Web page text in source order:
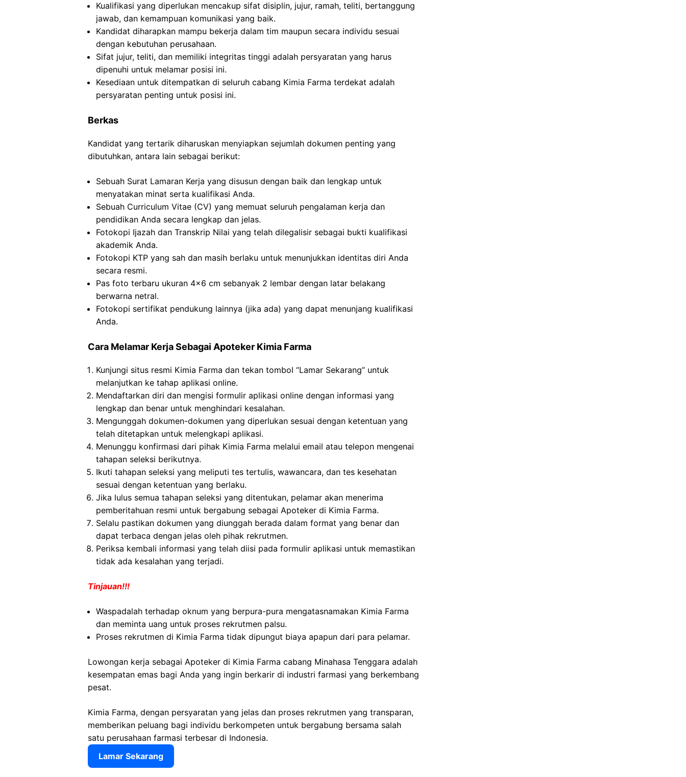
Kualifikasi yang diperlukan mencakup sifat disiplin, jujur, ramah, teliti, bertanggung
jawab, dan kemampuan komunikasi yang baik.
Kandidat diharapkan mampu bekerja dalam tim maupun secara individu sesuai
dengan kebutuhan perusahaan.
Sifat jujur, teliti, dan memiliki integritas tinggi adalah persyaratan yang harus
dipenuhi untuk melamar posisi ini.
Kesediaan untuk ditempatkan di seluruh cabang Kimia Farma terdekat adalah
persyaratan penting untuk posisi ini.
Berkas
Kandidat yang tertarik diharuskan menyiapkan sejumlah dokumen penting yang
dibutuhkan, antara lain sebagai berikut:
Sebuah Surat Lamaran Kerja yang disusun dengan baik dan lengkap untuk
menyatakan minat serta kualifikasi Anda.
Sebuah Curriculum Vitae (CV) yang memuat seluruh pengalaman kerja dan
pendidikan Anda secara lengkap dan jelas.
Fotokopi Ijazah dan Transkrip Nilai yang telah dilegalisir sebagai bukti kualifikasi
akademik Anda.
Fotokopi KTP yang sah dan masih berlaku untuk menunjukkan identitas diri Anda
secara resmi.
Pas foto terbaru ukuran 4×6 cm sebanyak 2 lembar dengan latar belakang
berwarna netral.
Fotokopi sertifikat pendukung lainnya (jika ada) yang dapat menunjang kualifikasi
Anda.
Cara Melamar Kerja Sebagai Apoteker Kimia Farma
Kunjungi situs resmi Kimia Farma dan tekan tombol “Lamar Sekarang” untuk
melanjutkan ke tahap aplikasi online.
Mendaftarkan diri dan mengisi formulir aplikasi online dengan informasi yang
lengkap dan benar untuk menghindari kesalahan.
Mengunggah dokumen-dokumen yang diperlukan sesuai dengan ketentuan yang
telah ditetapkan untuk melengkapi aplikasi.
Menunggu konfirmasi dari pihak Kimia Farma melalui email atau telepon mengenai
tahapan seleksi berikutnya.
Ikuti tahapan seleksi yang meliputi tes tertulis, wawancara, dan tes kesehatan
sesuai dengan ketentuan yang berlaku.
Jika lulus semua tahapan seleksi yang ditentukan, pelamar akan menerima
pemberitahuan resmi untuk bergabung sebagai Apoteker di Kimia Farma.
Selalu pastikan dokumen yang diunggah berada dalam format yang benar dan
dapat terbaca dengan jelas oleh pihak rekrutmen.
Periksa kembali informasi yang telah diisi pada formulir aplikasi untuk memastikan
tidak ada kesalahan yang terjadi.
Tinjauan!!!
Waspadalah terhadap oknum yang berpura-pura mengatasnamakan Kimia Farma
dan meminta uang untuk proses rekrutmen palsu.
Proses rekrutmen di Kimia Farma tidak dipungut biaya apapun dari para pelamar.
Lowongan kerja sebagai Apoteker di Kimia Farma cabang Minahasa Tenggara adalah
kesempatan emas bagi Anda yang ingin berkarir di industri farmasi yang berkembang
pesat.
Kimia Farma, dengan persyaratan yang jelas dan proses rekrutmen yang transparan,
memberikan peluang bagi individu berkompeten untuk bergabung bersama salah
satu perusahaan farmasi terbesar di Indonesia.
Lamar Sekarang